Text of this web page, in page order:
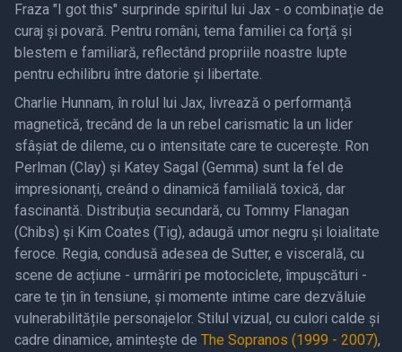
Fraza "I got this" surprinde spiritul lui Jax - o combinație de
curaj și povară. Pentru români, tema familiei ca forță și
blestem e familiară, reflectând propriile noastre lupte
pentru echilibru între datorie și libertate.
Charlie Hunnam, în rolul lui Jax, livrează o performanță
magnetică, trecând de la un rebel carismatic la un lider
sfâșiat de dileme, cu o intensitate care te cucerește. Ron
Perlman (Clay) și Katey Sagal (Gemma) sunt la fel de
impresionanți, creând o dinamică familială toxică, dar
fascinantă. Distribuția secundară, cu Tommy Flanagan
(Chibs) și Kim Coates (Tig), adaugă umor negru și loialitate
feroce. Regia, condusă adesea de Sutter, e viscerală, cu
scene de acțiune - urmăriri pe motociclete, împușcături -
care te țin în tensiune, și momente intime care dezvăluie
vulnerabilitățile personajelor. Stilul vizual, cu culori calde și
cadre dinamice, amintește de The Sopranos (1999 - 2007),